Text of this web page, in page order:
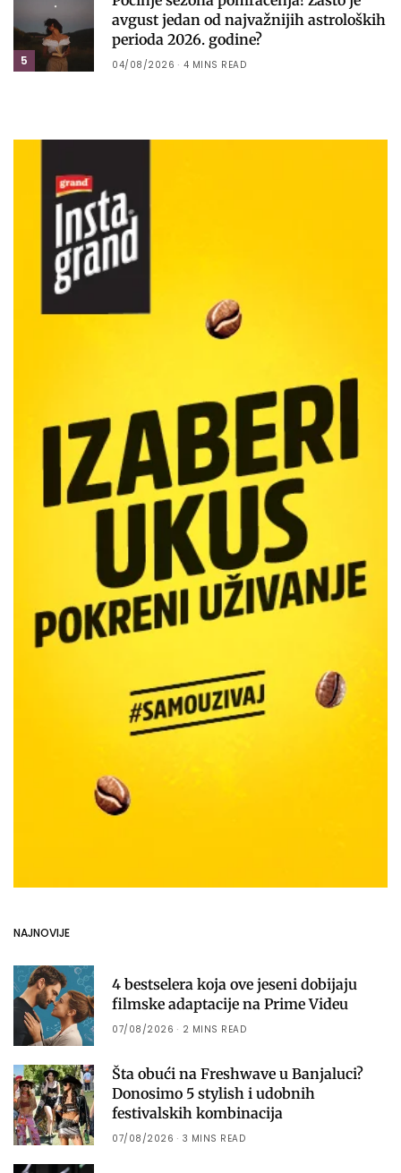
5
avgust jedan od najvažnijih astroloških
perioda 2026. godine?
04/08/2026 4 MINS READ
NAJNOVIJE
4 bestselera koja ove jeseni dobijaju
filmske adaptacije na Prime Videu
07/08/2026 2 MINS READ
Šta obući na Freshwave u Banjaluci?
Donosimo 5 stylish i udobnih
festivalskih kombinacija
07/08/2026 3 MINS READ